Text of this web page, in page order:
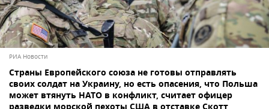
РИА Новости
Страны Европейского союза не готовы отправлять
своих солдат на Украину, но есть опасения, что Польша
может втянуть НАТО в конфликт, считает офицер